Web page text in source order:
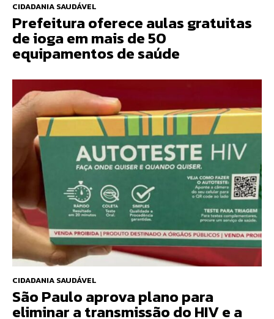
CIDADANIA SAUDÁVEL
Prefeitura oferece aulas gratuitas
de ioga em mais de 50
equipamentos de saúde
CIDADANIA SAUDÁVEL
São Paulo aprova plano para
eliminar a transmissão do HIV e a